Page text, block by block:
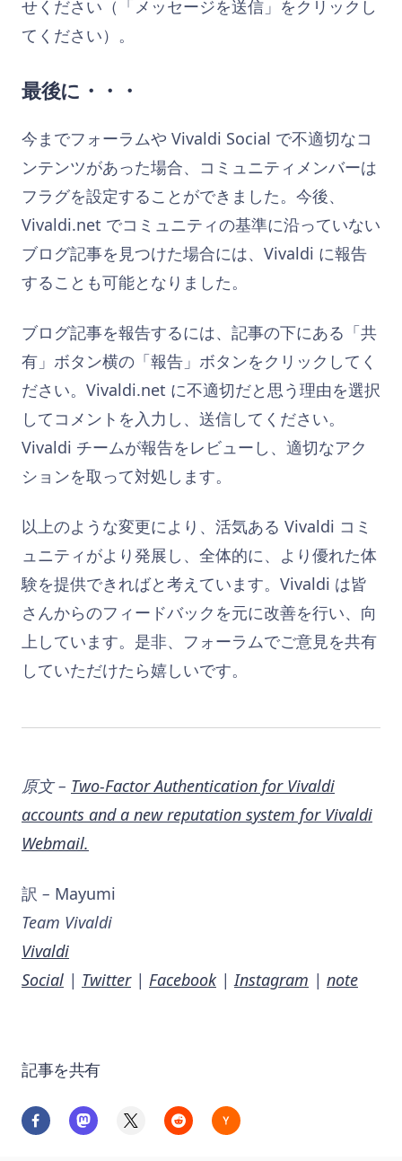
せください（「メッセージを送信」をクリックし
てください）。
最後に・・・
今までフォーラムや Vivaldi Social で不適切なコ
ンテンツがあった場合、コミュニティメンバーは
フラグを設定することができました。今後、
Vivaldi.net でコミュニティの基準に沿っていない
ブログ記事を見つけた場合には、Vivaldi に報告
することも可能となりました。
ブログ記事を報告するには、記事の下にある「共
有」ボタン横の「報告」ボタンをクリックしてく
ださい。Vivaldi.net に不適切だと思う理由を選択
してコメントを入力し、送信してください。
Vivaldi チームが報告をレビューし、適切なアク
ションを取って対処します。
以上のような変更により、活気ある Vivaldi コミ
ュニティがより発展し、全体的に、より優れた体
験を提供できればと考えています。Vivaldi は皆
さんからのフィードバックを元に改善を行い、向
上しています。是非、フォーラムでご意見を共有
していただけたら嬉しいです。
原文 – Two-Factor Authentication for Vivaldi
accounts and a new reputation system for Vivaldi
Webmail.
訳 – Mayumi
Team Vivaldi
Vivaldi
Social | Twitter| Facebook | Instagram | note
記事を共有